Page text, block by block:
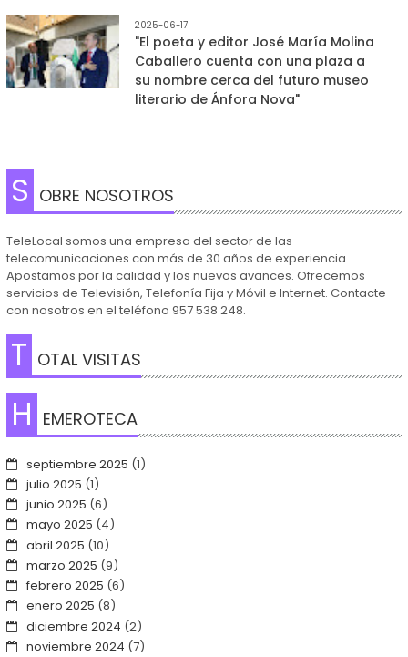
2025-06-17
"El poeta y editor José María Molina
Caballero cuenta con una plaza a
su nombre cerca del futuro museo
literario de Ánfora Nova"
S OBRE NOSOTROS
TeleLocal somos una empresa del sector de las
telecomunicaciones con más de 30 años de experiencia.
Apostamos por la calidad y los nuevos avances. Ofrecemos
servicios de Televisión, Telefonía Fija y Móvil e Internet. Contacte
con nosotros en el teléfono 957 538 248.
T OTAL VISITAS
H EMEROTECA
septiembre 2025 (1)
julio 2025 (1)
junio 2025 (6)
mayo 2025 (4)
abril 2025 (10)
marzo 2025 (9)
febrero 2025 (6)
enero 2025 (8)
diciembre 2024 (2)
noviembre 2024 (7)